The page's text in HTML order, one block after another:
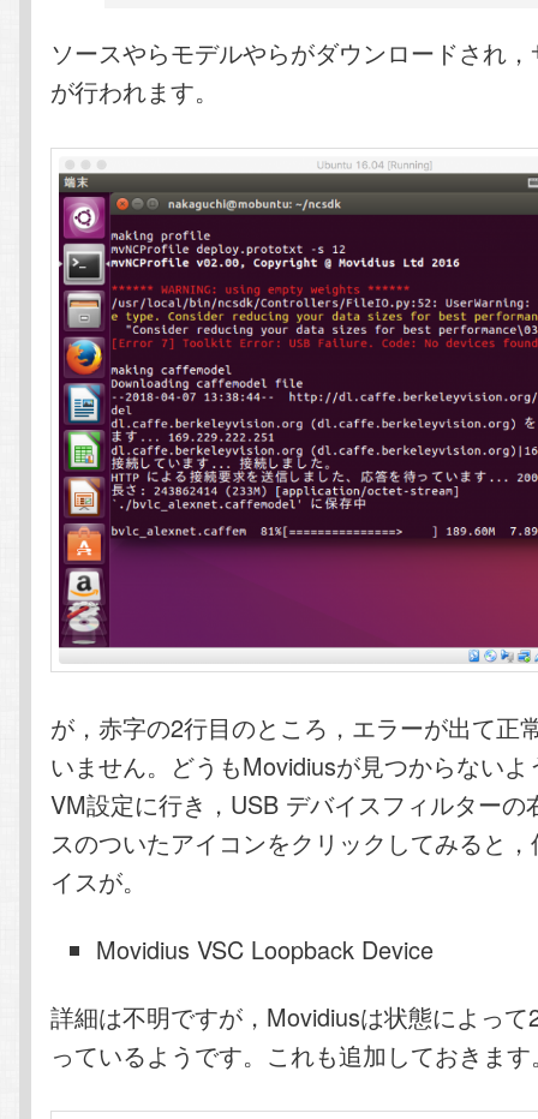
ソースやらモデルやらがダウンロードされ
が行われます。
が，赤字の2行目のところ，エラーが出て正
いません。どうもMovidiusが見つからない
VM設定に行き，USB デバイスフィルターの
スのついたアイコンをクリックしてみると
イスが。
Movidius VSC Loopback Device
詳細は不明ですが，Movidiusは状態によっ
っているようです。これも追加しておきます